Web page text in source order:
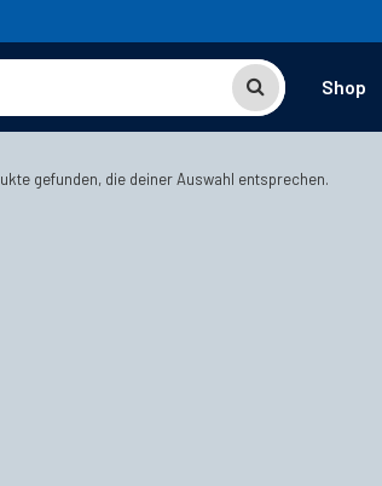
Shop
gefunden, die deiner Auswahl entsprechen.